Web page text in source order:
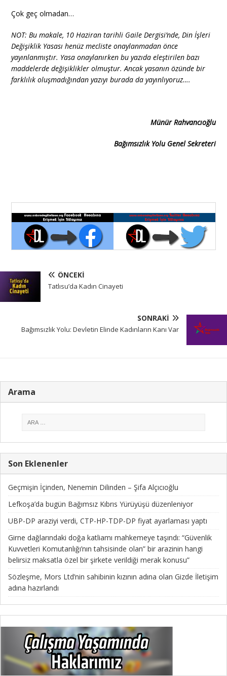
Çok geç olmadan…
NOT: Bu makale, 10 Haziran tarihli Gaile Dergisi’nde, Din İşleri
Değişiklik Yasası henüz mecliste onaylanmadan önce
yayınlanmıştır. Yasa onaylanırken bu yazıda eleştirilen bazı
maddelerde değişiklikler olmuştur. Ancak yasanın özünde bir
farklılık oluşmadığından yazıyı burada da yayınlıyoruz….
Münür Rahvancıoğlu
Bağımsızlık Yolu Genel Sekreteri
ÖNCEKI
Tatlısu’da Kadın Cinayeti
SONRAKI
Bağımsızlık Yolu: Devletin Elinde Kadınların Kanı Var
Arama
Son Eklenenler
Geçmişin İçinden, Nenemin Dilinden – Şifa Alçıcıoğlu
Lefkoşa’da bugün Bağımsız Kıbrıs Yürüyüşü düzenleniyor
UBP-DP araziyi verdi, CTP-HP-TDP-DP fiyat ayarlaması yaptı
Girne dağlarındaki doğa katliamı mahkemeye taşındı: “Güvenlik
Kuvvetleri Komutanlığı’nın tahsisinde olan” bir arazinin hangi
belirsiz maksatla özel bir şirkete verildiği merak konusu”
Sözleşme, Mors Ltd’nin sahibinin kızının adına olan Gizde İletişim
adına hazırlandı